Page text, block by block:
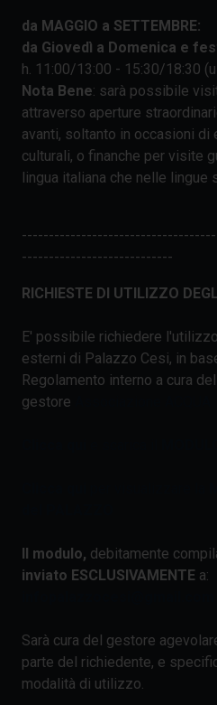
da MAGGIO a SETTEMBRE:
da Giovedì a Domenica e
h. 11:00/13:00 - 15:30/18:30
Nota Bene: sarà possibile
attraverso aperture
avanti, soltanto in occasioni
culturali, o finanche per visite
lingua italiana che nelle lingue
----------------------------
RICHIESTE DI UTILIZZO
E' possibile richiedere
esterni di Palazzo Cesi, in
Regolamento interno a cura
gestore
Il modulo, debitamente
inviato ESCLUSIVAMENTE a:
Sarà cura del gestore
parte del richiedente, e
modalità di utilizzo.